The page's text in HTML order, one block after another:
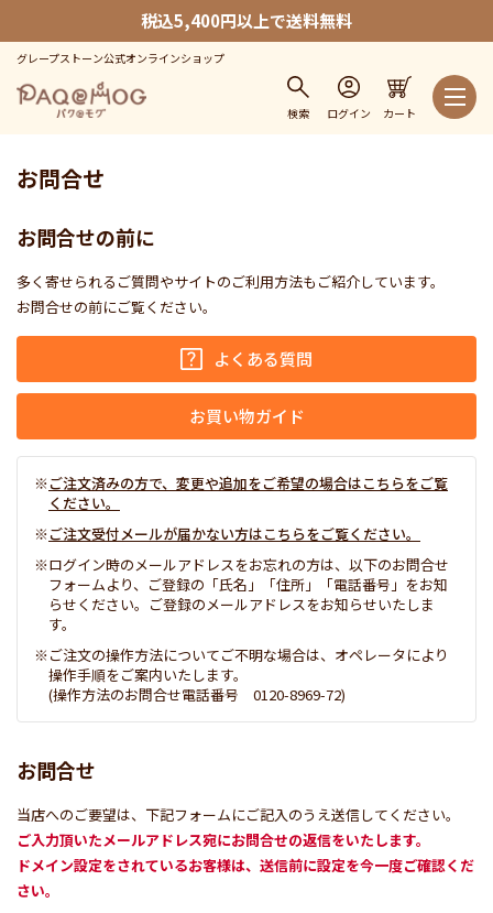
税込5,400円以上で送料無料
グレープストーン公式オンラインショップ
検索 ログイン カート
お問合せ
お問合せの前に
多く寄せられるご質問やサイトのご利用方法もご紹介しています。
お問合せの前にご覧ください。
よくある質問
お買い物ガイド
ご注文済みの方で、変更や追加をご希望の場合はこちらをご覧
ください。
ご注文受付メールが届かない方はこちらをご覧ください。
ログイン時のメールアドレスをお忘れの方は、以下のお問合せ
フォームより、ご登録の「氏名」「住所」「電話番号」をお知
らせください。ご登録のメールアドレスをお知らせいたしま
す。
ご注文の操作方法についてご不明な場合は、オペレータにより
操作手順をご案内いたします。
(操作方法のお問合せ電話番号 0120-8969-72)
お問合せ
当店へのご要望は、下記フォームにご記入のうえ送信してください。
ご入力頂いたメールアドレス宛にお問合せの返信をいたします。
ドメイン設定をされているお客様は、送信前に設定を今一度ご確認くだ
さい。